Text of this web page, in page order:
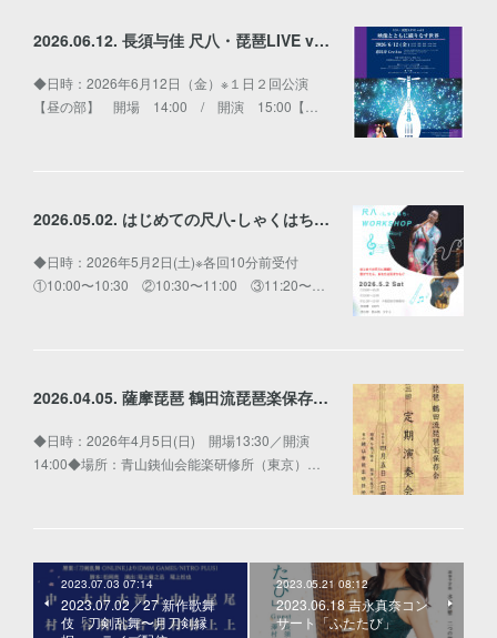
2026.06.12. 長須与佳 尺八・琵琶LIVE vol.2〜映像とともに織りなす世界〜
◆日時：2026年6月12日（金）※１日２回公演
【昼の部】 開場 14:00 / 開演 15:00【…
2026.05.02. はじめての尺八-しゃくはち-WORKSHOP
◆日時：2026年5月2日(土)※各回10分前受付
①10:00〜10:30 ②10:30〜11:00 ③11:20〜…
2026.04.05. 薩摩琵琶 鶴田流琵琶楽保存会 第三回 定期演奏会
◆日時：2026年4月5日(日) 開場13:30／開演
14:00◆場所：青山銕仙会能楽研修所（東京）…
2023.07.03 07:14
2023.07.02／27 新作歌舞
伎「刀剣乱舞〜月刀剣縁
2023.05.21 08:12
2023.06.18 吉永真奈コン
サート「ふたたび」